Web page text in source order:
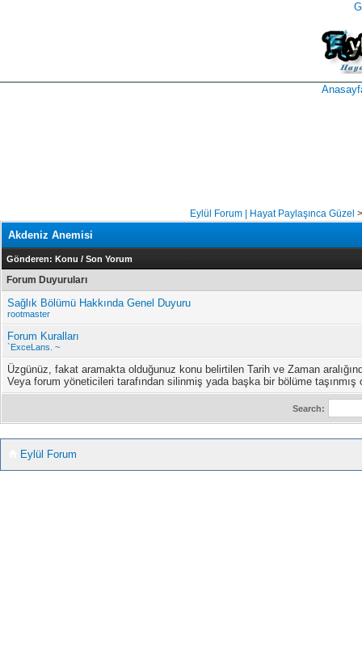
Eylül Forum | Hayat Paylaşınca Güzel
Akdeniz Anemisi
Gönderen: Konu / Son Yorum
Forum Duyuruları
Sağlık Bölümü Hakkında Genel Duyuru
rootmaster
Forum Kuralları
`ExceLans. ~
Üzgünüz, fakat aramakta olduğunuz konu belirtilen Tarih ve Zaman
Veya forum yöneticileri tarafından silinmiş yada başka bir bölüme taşınmış
Search:
Eylül Forum